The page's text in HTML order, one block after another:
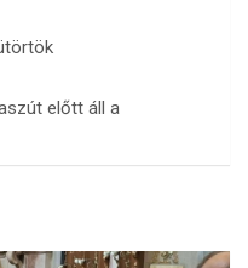
előtt áll a